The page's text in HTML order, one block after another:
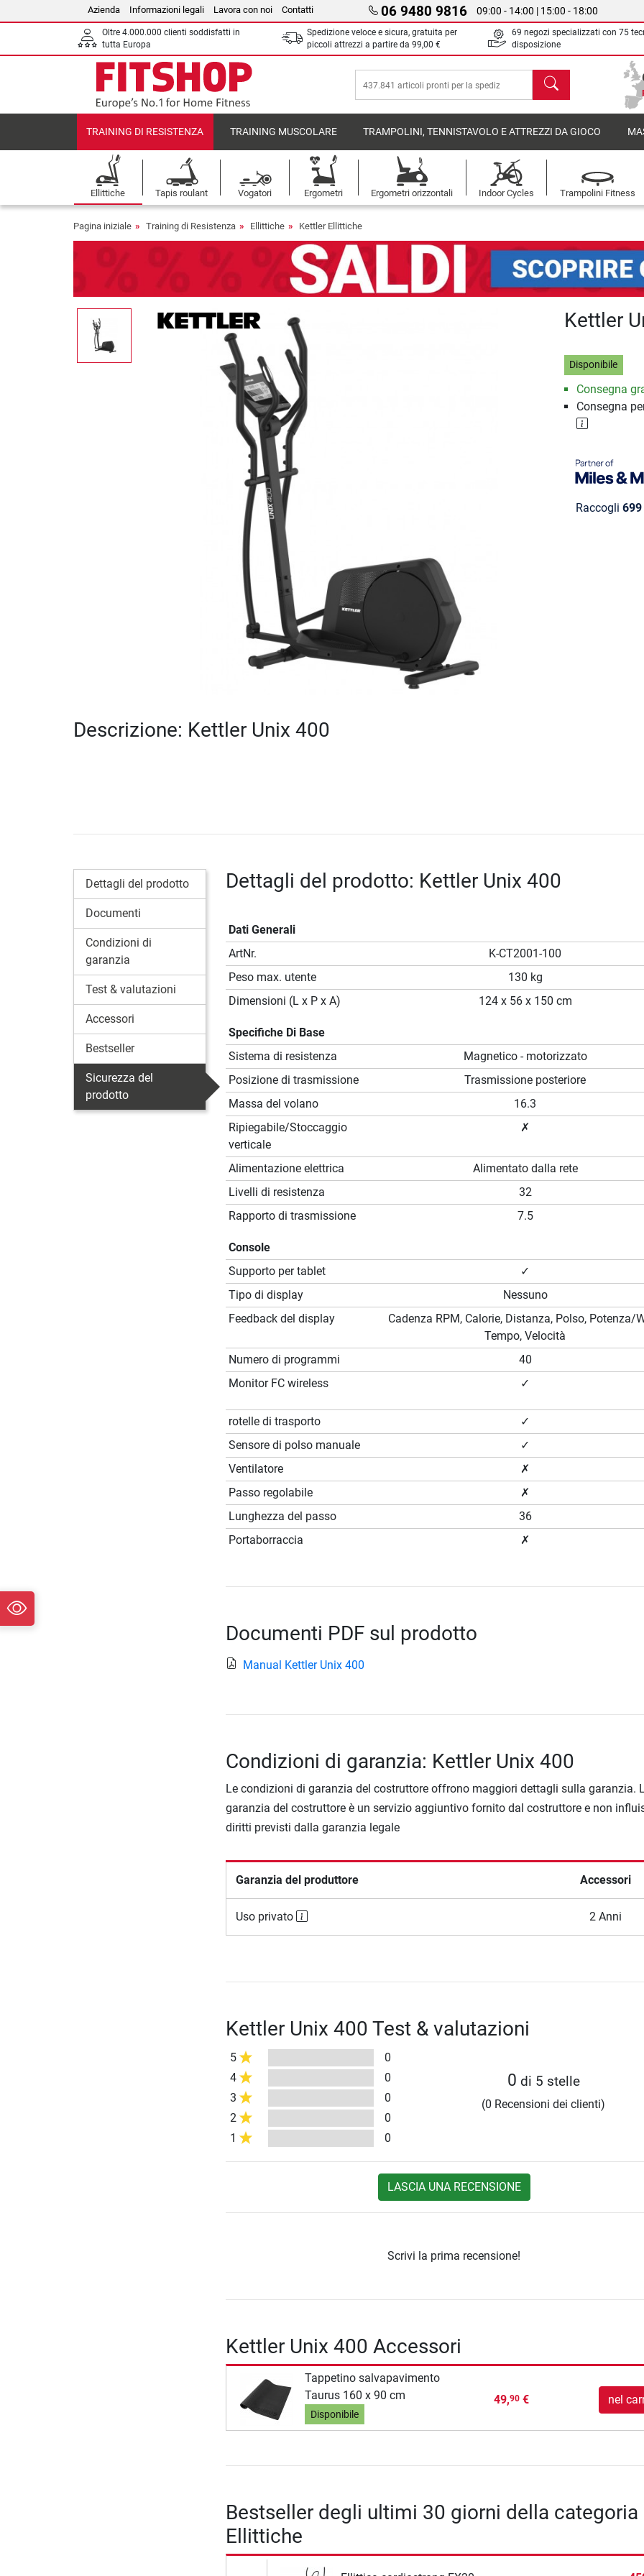
Azienda Informazioni legali Lavora con noi Contatti 06 9480 9816 09:00 - 14:00 | 15:00 - 18:00
Oltre 4.000.000 clienti soddisfatti in
tutta Europa
Spedizione veloce e sicura, gratuita per
piccoli attrezzi a partire da 99,00 €
69 negozi specializzati con 75
disposizione
Cerca
TRAINING DI RESISTENZA TRAINING MUSCOLARE TRAMPOLINI, TENNISTAVOLO E ATTREZZI DA GIOCO
Ellittiche Tapis roulant Vogatori Ergometri Ergometri orizzontali Indoor Cycles Trampolini Fitness
Pagina iniziale Training di Resistenza Ellittiche Kettler Ellittiche
Kettler
Disponibile
Consegna
Consegna
Raccogli 699
Descrizione: Kettler Unix 400
Dettagli del prodotto
Documenti
Condizioni di
garanzia
Test & valutazioni
Accessori
Bestseller
Sicurezza del
prodotto
Dettagli del prodotto: Kettler Unix 400
Dati Generali
ArtNr.
K-CT2001-100
Peso max. utente
130 kg
Dimensioni (L x P x A)
124 x 56 x 150 cm
Specifiche Di Base
Sistema di resistenza
Magnetico - motorizzato
Posizione di trasmissione
Trasmissione posteriore
Massa del volano
16.3
Ripiegabile/Stoccaggio
verticale
✗
Alimentazione elettrica
Alimentato dalla rete
Livelli di resistenza
32
Rapporto di trasmissione
7.5
Console
Supporto per tablet
✓
Tipo di display
Nessuno
Feedback del display
Cadenza RPM, Calorie, Distanza, Polso, Potenza/
Tempo, Velocità
Numero di programmi
40
Monitor FC wireless
✓
rotelle di trasporto
✓
Sensore di polso manuale
✓
Ventilatore
✗
Passo regolabile
✗
Lunghezza del passo
36
Portaborraccia
✗
Documenti PDF sul prodotto
Manual Kettler Unix 400
Condizioni di garanzia: Kettler Unix 400
Le condizioni di garanzia del costruttore offrono maggiori dettagli sulla garanzia.
garanzia del costruttore è un servizio aggiuntivo fornito dal costruttore e non
diritti previsti dalla garanzia legale
Garanzia del produttore Accessori
Uso privato 2 Anni
Kettler Unix 400 Test & valutazioni
5
0
4
0
3
0
2
0
1
0
0 di 5 stelle
(0 Recensioni dei clienti)
LASCIA UNA RECENSIONE
Scrivi la prima recensione!
Kettler Unix 400 Accessori
Tappetino salvapavimento
Taurus 160 x 90 cm
Disponibile
49,90€ nel
Bestseller degli ultimi 30 giorni della categoria
Ellittiche